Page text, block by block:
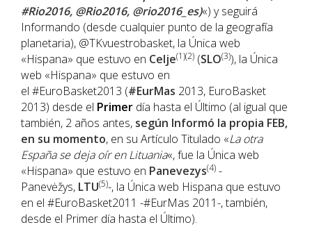
#Rio2016, @Rio2016, @rio2016_es)«) y seguirá
Informando (desde cualquier punto de la geografía
planetaria), @TKvuestrobasket, la Única web
«Hispana» que estuvo en Celje(1)(2) (SLO(3)), la Única
web «Hispana» que estuvo en
el #EuroBasket2013 (#EurMas 2013, EuroBasket
2013) desde el Primer día hasta el Último (al igual que
también, 2 años antes, según Informó la propia FEB,
en su momento, en su Artículo Titulado «La otra
España se deja oír en Lituania«, fue la Única web
«Hispana» que estuvo en Panevezys(4) -
Panevėžys, LTU(5)-, la Única web Hispana que estuvo
en el #EuroBasket2011 -#EurMas 2011-, también,
desde el Primer día hasta el Último).